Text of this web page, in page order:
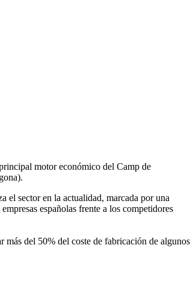
motor económico del Camp de
el sector en la actualidad, marcada por una
españolas frente a los competidores
del 50% del coste de fabricación de algunos